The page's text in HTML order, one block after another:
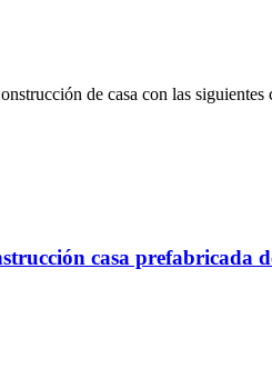
de casa con las
casa prefabricada